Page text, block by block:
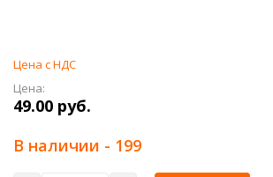
Цена с НДС
Цена:
49.00 руб.
В наличии - 199